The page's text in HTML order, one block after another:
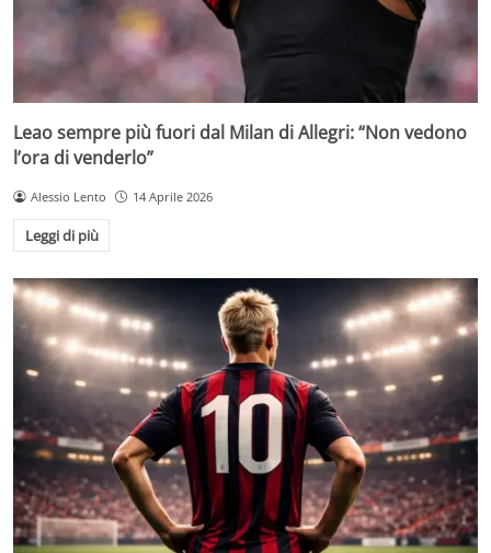
Leao sempre più fuori dal Milan di Allegri: “Non vedono
l’ora di venderlo”
Alessio Lento 14 Aprile 2026
Leggi di più